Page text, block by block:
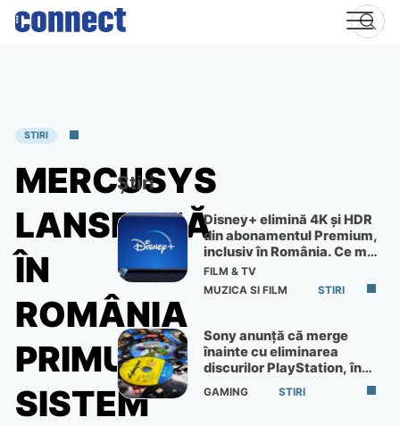
Skip
STIRI
MERCUSYS
LANSEAZĂ
ÎN
ROMÂNIA
PRIMUL
SISTEM
Știri
Disney+ elimină 4K și HDR
din abonamentul Premium,
inclusiv în România. Ce mai
primești de 60 lei pe lună
FILM & TV
MUZICA SI FILM
STIRI
Sony anunță că merge
înainte cu eliminarea
discurilor PlayStation, în
ciuda protestelor
GAMING STIRI